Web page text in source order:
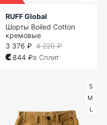
RUFF Global
Шорты Boiled Cotton
кремовые
4 220 ₽
3 376 ₽
844 ₽в Сплит
S
M
L